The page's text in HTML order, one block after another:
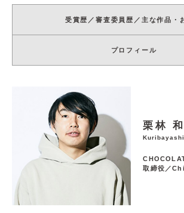
受賞歴／審査委員歴／主な作品・
プロフィール
栗林 和
取締役／